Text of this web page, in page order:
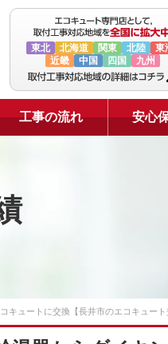
東北 北海道 関東 北陸
東
近畿
中国 四国 九州
工事の流れ 安心
キュートに交換【長井市のエコキュート